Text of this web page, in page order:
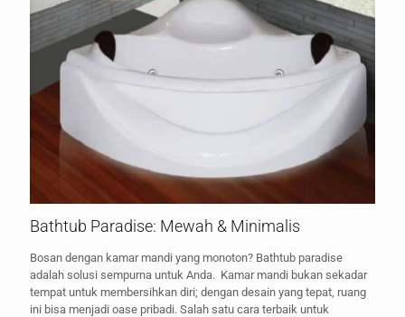
Bathtub Paradise: Mewah & Minimalis
Bosan dengan kamar mandi yang monoton? Bathtub paradise
adalah solusi sempurna untuk Anda. Kamar mandi bukan sekadar
tempat untuk membersihkan diri; dengan desain yang tepat, ruang
ini bisa menjadi oase pribadi. Salah satu cara terbaik untuk